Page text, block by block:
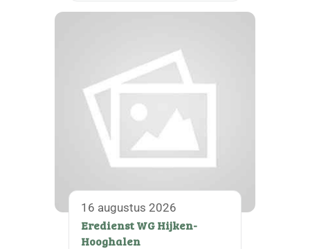
16 augustus 2026
Eredienst WG Hijken-
Hooghalen